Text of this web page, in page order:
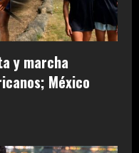
y marcha
México